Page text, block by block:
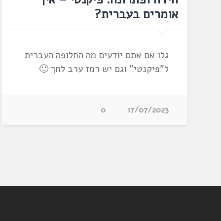
אומרים בעברית?
גלו אם אתם יודעים מה החלופה העברית
ל"פיקנטי" וגם יש רמז ערב לחך 🙂
17/07/2023
0